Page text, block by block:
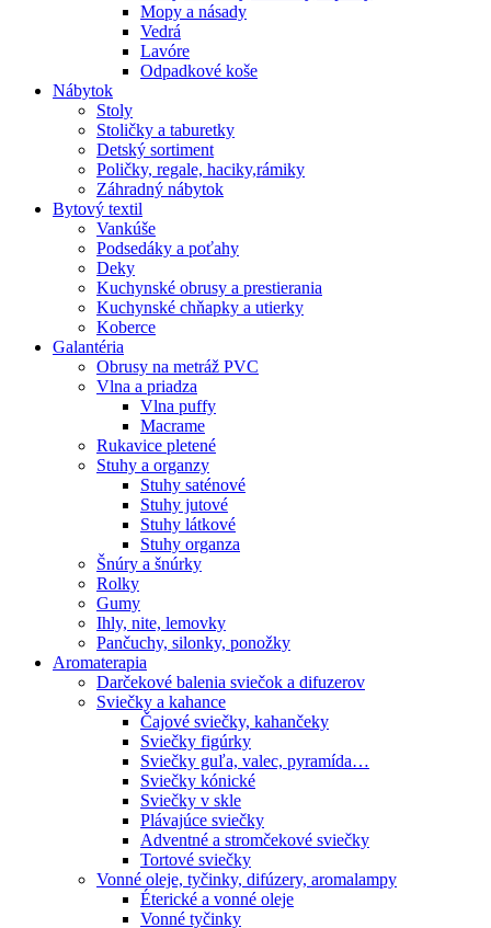
Mopy a násady
Vedrá
Lavóre
Odpadkové koše
Nábytok
Stoly
Stoličky a taburetky
Detský sortiment
Poličky, regale, haciky,rámiky
Záhradný nábytok
Bytový textil
Vankúše
Podsedáky a poťahy
Deky
Kuchynské obrusy a prestierania
Kuchynské chňapky a utierky
Koberce
Galantéria
Obrusy na metráž PVC
Vlna a priadza
Vlna puffy
Macrame
Rukavice pletené
Stuhy a organzy
Stuhy saténové
Stuhy jutové
Stuhy látkové
Stuhy organza
Šnúry a šnúrky
Rolky
Gumy
Ihly, nite, lemovky
Pančuchy, silonky, ponožky
Aromaterapia
Darčekové balenia sviečok a difuzerov
Sviečky a kahance
Čajové sviečky, kahančeky
Sviečky figúrky
Sviečky guľa, valec, pyramída…
Sviečky kónické
Sviečky v skle
Plávajúce sviečky
Adventné a stromčekové sviečky
Tortové sviečky
Vonné oleje, tyčinky, difúzery, aromalampy
Éterické a vonné oleje
Vonné tyčinky